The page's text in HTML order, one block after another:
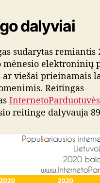
dalyviai
sudarytas remiantis
mėnesio elektroninių
ar viešai prieinamais
Reitingas
reitinge dalyvauja